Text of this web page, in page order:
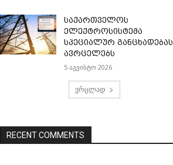
საქართველოს
ელექტროსისტემა
სპეციალურ განცხადებას
ავრცელებს
5 აგვისტო 2026
ვრცლად
RECENT COMMENTS